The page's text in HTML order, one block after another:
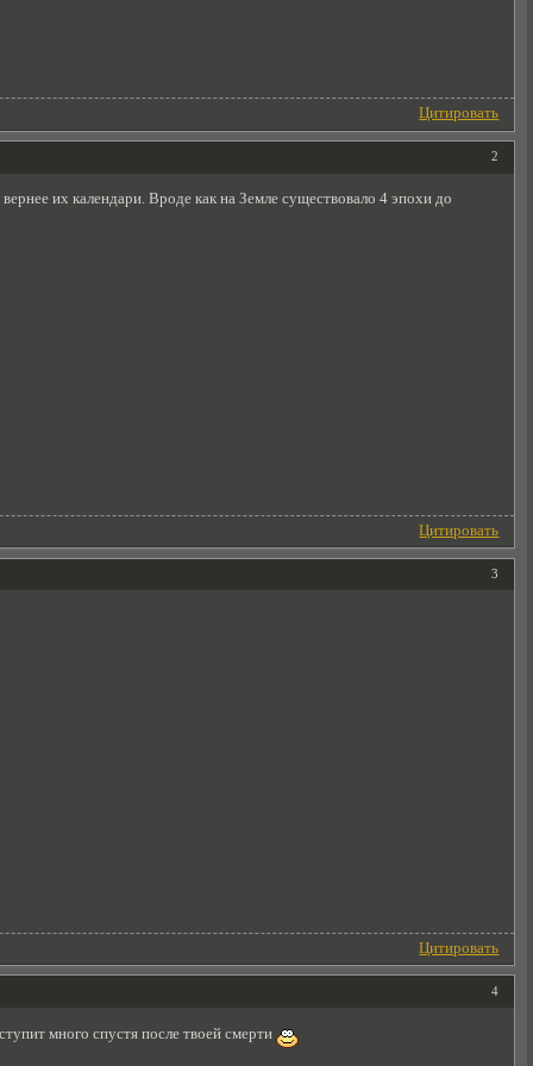
Цитировать
2
их календари. Вроде как на Земле существовало 4 эпохи до
Цитировать
3
Цитировать
4
много спустя после твоей смерти